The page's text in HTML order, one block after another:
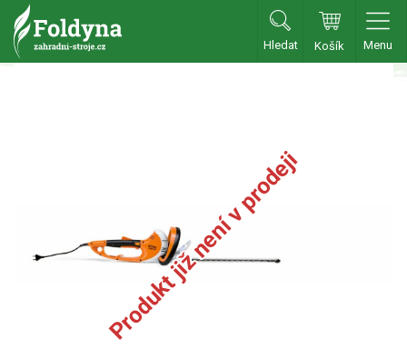
Hledat Košík Menu
Sekačky
Benzínové sekačky
Akumulátorové sekačkyProdukt již není v prodeji